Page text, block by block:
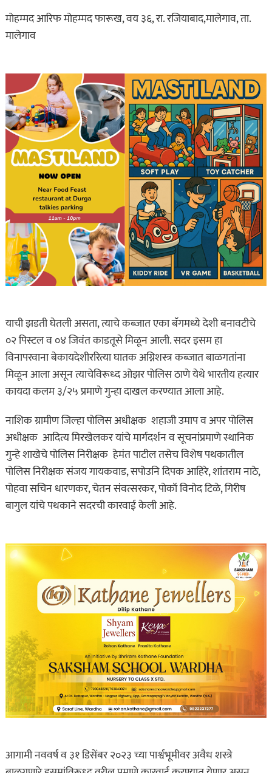
मोहम्मद आरिफ मोहम्मद फारूख, वय ३६, रा. रजियाबाद,मालेगाव, ता.
मालेगाव
याची झडती घेतली असता, त्याचे कब्जात एका बॅगमध्ये देशी बनावटीचे
०२ पिस्टल व ०४ जिवंत काडतूसे मिळून आली. सदर इसम हा
विनापरवाना बेकायदेशीररित्या घातक अग्निशस्त्र कब्जात बाळगतांना
मिळून आला असून त्याचेविरूध्द ओझर पोलिस ठाणे येथे भारतीय हत्यार
कायदा कलम ३/२५ प्रमाणे गुन्हा दाखल करण्यात आला आहे.
नाशिक ग्रामीण जिल्हा पोलिस अधीक्षक शहाजी उमाप व अपर पोलिस
अधीक्षक आदित्य मिरखेलकर यांचे मार्गदर्शन व सूचनांप्रमाणे स्थानिक
गुन्हे शाखेचे पोलिस निरीक्षक हेमंत पाटील तसेच विशेष पथकातील
पोलिस निरीक्षक संजय गायकवाड, सपोउनि दिपक आहिरे, शांतराम नाठे,
पोहवा सचिन धारणकर, चेतन संवत्सरकर, पोकॉ विनोद टिळे, गिरीष
बागुल यांचे पथकाने सदरची कारवाई केली आहे.
आगामी नववर्ष व ३१ डिसेंबर २०२३ च्या पार्श्वभूमीवर अवैध शस्त्रे